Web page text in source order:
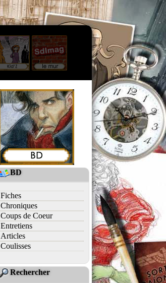
BD
Fiches
Chroniques
Coups de Coeur
Entretiens
Articles
Coulisses
Rechercher